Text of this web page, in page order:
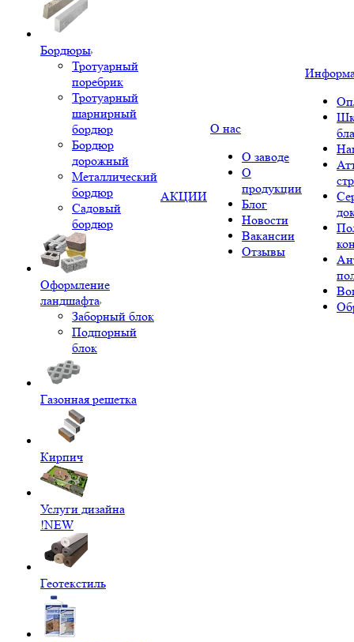
Бордюры
Тротуарный
поребрик
Тротуарный
шарнирный
бордюр
Бордюр
дорожный
Металлический
бордюр
Садовый
бордюр
Оформление
ландшафта
Заборный блок
Подпорный
блок
Газонная решетка
Кирпич
Услуги дизайна
!NEW
Геотекстиль
АКЦИИ
О нас
О заводе
О
продукции
Блог
Новости
Вакансии
Отзывы